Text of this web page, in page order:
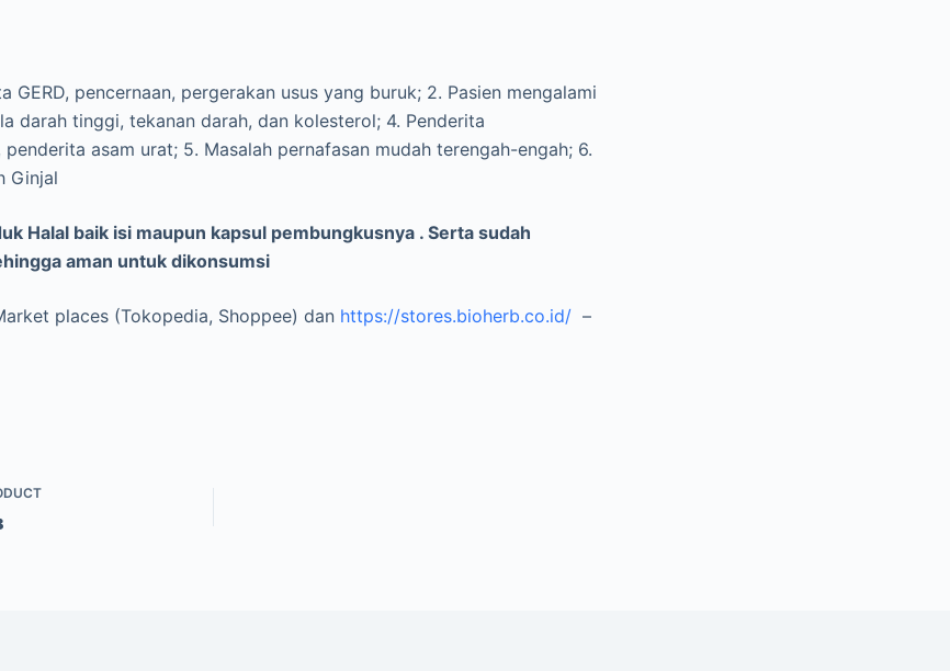
GERD, pencernaan, pergerakan usus yang buruk; 2. Pasien mengalami
darah tinggi, tekanan darah, dan kolesterol; 4. Penderita
penderita asam urat; 5. Masalah pernafasan mudah terengah-engah; 6.
Ginjal
Halal baik isi maupun kapsul pembungkusnya . Serta sudah
aman untuk dikonsumsi
places (Tokopedia, Shoppee) dan https://stores.bioherb.co.id/ –